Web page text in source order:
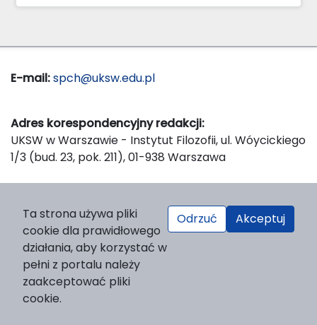
E-mail:spch@uksw.edu.pl
Adres korespondencyjny redakcji:
UKSW w Warszawie - Instytut Filozofii, ul. Wóycickiego
1/3 (bud. 23, pok. 211), 01-938 Warszawa
Wydawnictwo Naukowe UKSW, ul. Dewajtis 5, domek
nr 2, 01-815 Warszawa
Strona WWW Wydawnictwa
e-mail: wydawnictwo@uksw.edu.pl
Ta strona używa pliki
cookie dla prawidłowego
działania, aby korzystać w
pełni z portalu należy
zaakceptować pliki
cookie.
Odrzuć Akceptuj